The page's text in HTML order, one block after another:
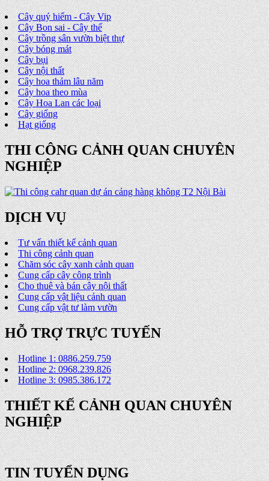
Cây quý hiếm - Cây Vip
Cây Bon sai - Cây thế
Cây trồng sân vườn biệt thự
Cây bóng mát
Cây bụi
Cây nội thất
Cây hoa thảm lâu năm
Cây hoa theo mùa
Cây Hoa Lan các loại
Cây giống
Hạt giống
THI CÔNG CẢNH QUAN CHUYÊN
NGHIỆP
DỊCH VỤ
Tư vấn thiết kế cảnh quan
Thi công cảnh quan
Chăm sóc cây xanh cảnh quan
Cung cấp cây công trình
Cho thuê và bán cây nội thất
Cung cấp vật liệu cảnh quan
Cung cấp vật tư làm vườn
HỖ TRỢ TRỰC TUYẾN
Hotline 1: 0886.259.759
Hotline 2: 0968.239.826
Hotline 3: 0985.386.172
THIẾT KẾ CẢNH QUAN CHUYÊN
NGHIỆP
TIN TUYỂN DỤNG